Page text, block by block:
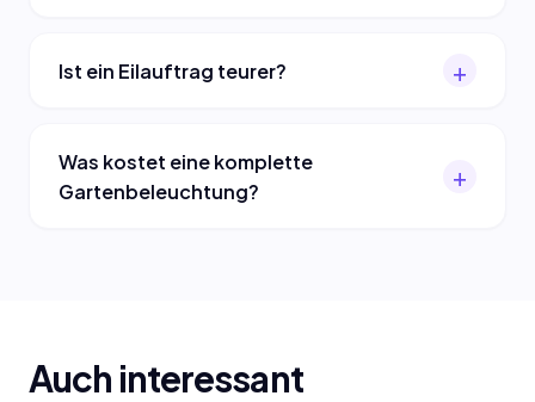
Ist ein Eilauftrag teurer?
Was kostet eine komplette
Gartenbeleuchtung?
Auch interessant